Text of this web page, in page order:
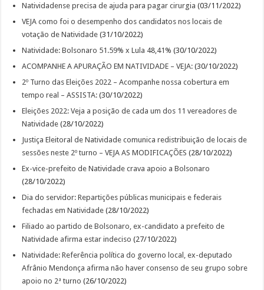
Natividadense precisa de ajuda para pagar cirurgia (03/11/2022)
VEJA como foi o desempenho dos candidatos nos locais de
votação de Natividade (31/10/2022)
Natividade: Bolsonaro 51.59% x Lula 48,41% (30/10/2022)
ACOMPANHE A APURAÇÃO EM NATIVIDADE – VEJA: (30/10/2022)
2º Turno das Eleições 2022 – Acompanhe nossa cobertura em
tempo real – ASSISTA: (30/10/2022)
Eleições 2022: Veja a posição de cada um dos 11 vereadores de
Natividade (28/10/2022)
Justiça Eleitoral de Natividade comunica redistribuição de locais de
sessões neste 2º turno – VEJA AS MODIFICAÇÕES (28/10/2022)
Ex-vice-prefeito de Natividade crava apoio a Bolsonaro
(28/10/2022)
Dia do servidor: Repartições públicas municipais e federais
fechadas em Natividade (28/10/2022)
Filiado ao partido de Bolsonaro, ex-candidato a prefeito de
Natividade afirma estar indeciso (27/10/2022)
Natividade: Referência política do governo local, ex-deputado
Afrânio Mendonça afirma não haver consenso de seu grupo sobre
apoio no 2ª turno (26/10/2022)